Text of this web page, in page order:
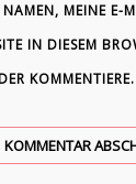
MEINE E-
IN DIESEM
KOMMENTIERE.